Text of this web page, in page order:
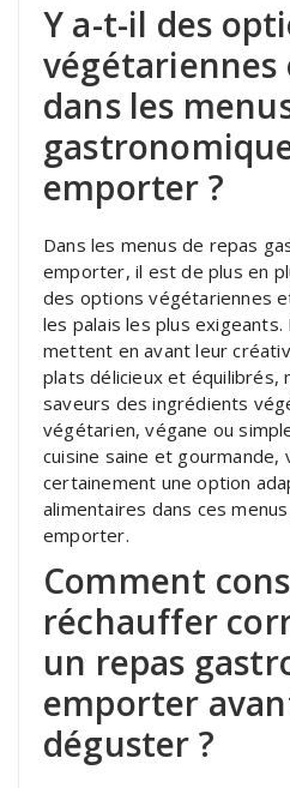
Y a-t-il des
végétariennes
dans les
emporter ?
Dans les menus de repas
emporter, il est de plus en
des options végétariennes
les palais les plus
mettent en avant leur
plats délicieux et équilibrés,
saveurs des ingrédients
végétarien, végane ou
cuisine saine et gourmande,
certainement une option
alimentaires dans ces
emporter.
Comment
réchauffer
un repas
emporter
déguster ?